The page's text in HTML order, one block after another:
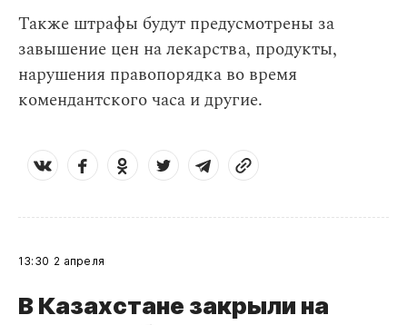
Также штрафы будут предусмотрены за
завышение цен на лекарства, продукты,
нарушения правопорядка во время
комендантского часа и другие.
13:30 2 апреля
В Казахстане закрыли на